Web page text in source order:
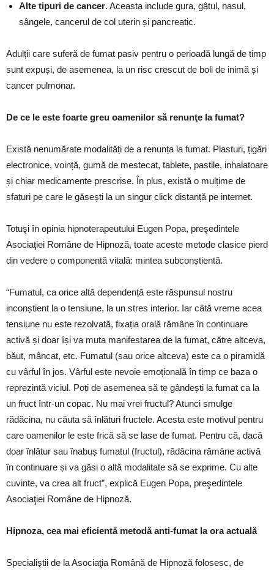
Alte tipuri de cancer. Aceasta include gura, gâtul, nasul,
sângele, cancerul de col uterin și pancreatic.
Adulții care suferă de fumat pasiv pentru o perioadă lungă de timp
sunt expuși, de asemenea, la un risc crescut de boli de inimă și
cancer pulmonar.
De ce le este foarte greu oamenilor să renunţe la fumat?
Există nenumărate modalități de a renunța la fumat. Plasturi, țigări
electronice, voință, gumă de mestecat, tablete, pastile, inhalatoare
și chiar medicamente prescrise. În plus, există o mulțime de
sfaturi pe care le găsești la un singur click distanță pe internet.
Totuşi în opinia hipnoterapeutului Eugen Popa, preşedintele
Asociaţiei Române de Hipnoză, toate aceste metode clasice pierd
din vedere o componentă vitală: mintea subconștientă.
“Fumatul, ca orice altă dependență este răspunsul nostru
inconștient la o tensiune, la un stres interior. Iar câtă vreme acea
tensiune nu este rezolvată, fixația orală rămâne în continuare
activă și doar își va muta manifestarea de la fumat, către altceva,
băut, mâncat, etc. Fumatul (sau orice altceva) este ca o piramidă
cu vârful în jos. Vârful este nevoie emoțională în timp ce baza o
reprezintă viciul. Poți de asemenea să te gândești la fumat ca la
un fruct într-un copac. Nu mai vrei fructul? Atunci smulge
rădăcina, nu căuta să înlături fructele. Acesta este motivul pentru
care oamenilor le este frică să se lase de fumat. Pentru că, dacă
doar înlătur sau înabuș fumatul (fructul), rădăcina rămâne activă
în continuare și va găsi o altă modalitate să se exprime. Cu alte
cuvinte, va crea alt fruct”, explică Eugen Popa, preşedintele
Asociaţiei Române de Hipnoză.
Hipnoza, cea mai eficientă metodă anti-fumat la ora actuală
Specialiştii de la Asociaţia Română de Hipnoză folosesc, de